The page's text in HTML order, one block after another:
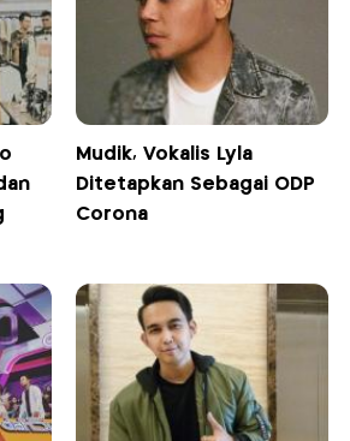
Mudik, Vokalis Lyla
Ditetapkan Sebagai ODP
Corona